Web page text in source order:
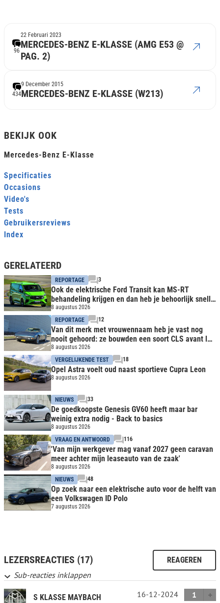
96
MERCEDES-BENZ E-KLASSE (AMG E53 @
PAG. 2)
22 Februari 2023
434MERCEDES-BENZ E-KLASSE (W213)
9 December 2015
BEKIJK OOK
Mercedes-Benz E-Klasse
Specificaties
Occasions
Video's
Tests
Gebruikersreviews
Index
GERELATEERD
REPORTAGE 3
Ook de elektrische Ford Transit kan MS-RT
behandeling krijgen en dan heb je behoorlijk snelle
bus
8 augustus 2026
REPORTAGE
12
Van dit merk met vrouwennaam heb je vast nog
nooit gehoord: ze bouwden een soort CLS avant la
lettre
8 augustus 2026
VERGELIJKENDE TEST
18
Opel Astra voelt oud naast sportieve Cupra Leon
8 augustus 2026
NIEUWS 33
De goedkoopste Genesis GV60 heeft maar bar
weinig extra nodig - Back to basics
8 augustus 2026
VRAAG EN ANTWOORD
116
'Van mijn werkgever mag vanaf 2027 geen caravan
meer achter mijn leaseauto van de zaak'
8 augustus 2026
NIEUWS
48
Op zoek naar een elektrische auto voor de helft van
een Volkswagen ID Polo
7 augustus 2026
LEZERSREACTIES (17) REAGEREN
Sub-reacties inklappen
S KLASSE MAYBACH 16-12-2024
1